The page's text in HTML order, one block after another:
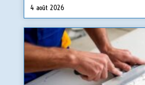
4 août 2026